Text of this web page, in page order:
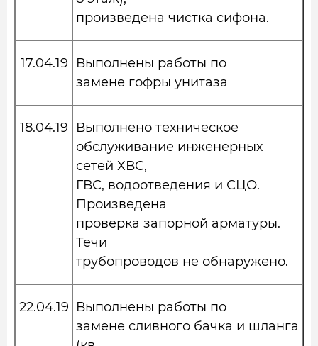
произведена чистка сифона.
17.04.19
Выполнены работы по
замене гофры унитаза
18.04.19
Выполнено техническое
обслуживание инженерных
сетей ХВС,
ГВС, водоотведения и СЦО.
Произведена
проверка запорной арматуры.
Течи
трубопроводов не обнаружено.
22.04.19 Выполнены работы по
замене сливного бачка и шланга